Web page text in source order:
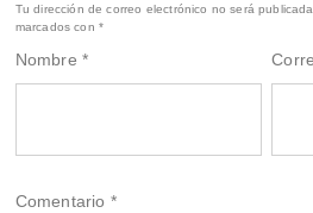
Tu dirección de correo electrónico no será publicada.
marcados con *
Nombre *
Comentario *